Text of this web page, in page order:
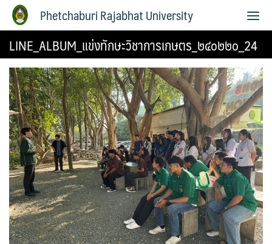
Phetchaburi Rajabhat University
LINE_ALBUM_แข่งทักษะวิชาการเกษตร_๒๔๐๒๒๐_24